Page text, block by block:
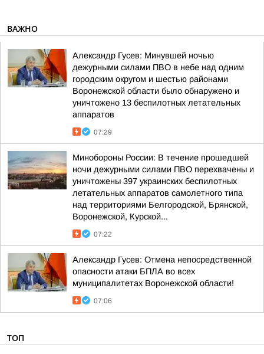
ВАЖНО
Александр Гусев: Минувшей ночью
дежурными силами ПВО в небе над одним
городским округом и шестью районами
Воронежской области было обнаружено и
уничтожено 13 беспилотных летательных
аппаратов
07:29
Минобороны России: В течение прошедшей
ночи дежурными силами ПВО перехвачены и
уничтожены 397 украинских беспилотных
летательных аппаратов самолетного типа
над территориями Белгородской, Брянской,
Воронежской, Курской...
07:22
Александр Гусев: Отмена непосредственной
опасности атаки БПЛА во всех
муниципалитетах Воронежской области!
07:06
ТОП